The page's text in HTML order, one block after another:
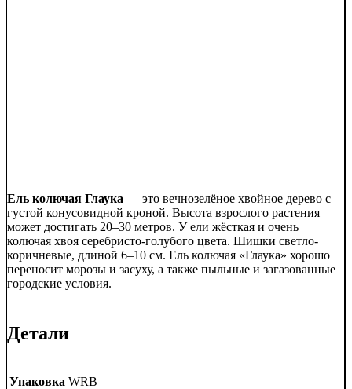
Ель колючая Глаука — это вечнозелёное хвойное дерево с
густой конусовидной кроной. Высота взрослого растения
может достигать 20–30 метров. У ели жёсткая и очень
колючая хвоя серебристо-голубого цвета. Шишки светло-
коричневые, длиной 6–10 см. Ель колючая «Глаука» хорошо
переносит морозы и засуху, а также пыльные и загазованные
городские условия.
Детали
Упаковка WRB